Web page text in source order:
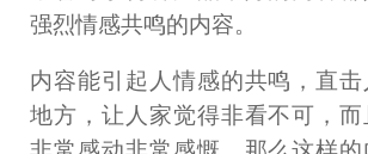
强烈情感共鸣的内容。
内容能引起人情感的共鸣，直
地方，让人家觉得非看不可，